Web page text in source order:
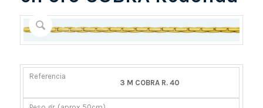
REFERENCIA
(APROX
DIÁMETRO/ANCHO
3 M COBRA R. 40